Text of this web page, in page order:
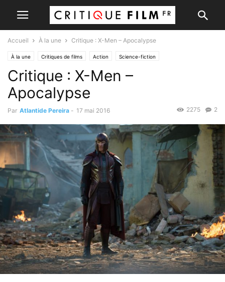
Accueil À la une Critique : X-Men – Apocalypse
À la une Critiques de films Action Science-fiction
Critique : X-Men –
Apocalypse
Par Atlantide Pereira - 17 mai 2016 2
2275